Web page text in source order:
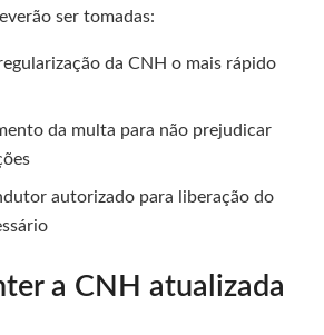
ser tomadas:
da CNH o mais rápido
da multa para não prejudicar
autorizado para liberação do
a CNH atualizada